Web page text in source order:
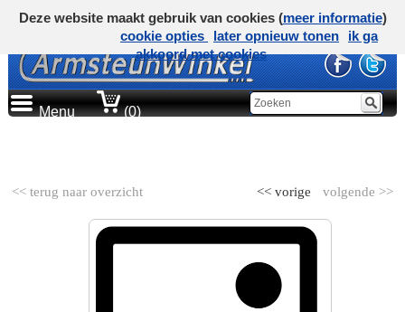
Menu (0)
<< terug naar overzicht volgende >>
<< vorige
Deze website maakt gebruik van cookies (meer informatie)
cookie opties
later opnieuw tonen
ik ga
akkoord met cookies